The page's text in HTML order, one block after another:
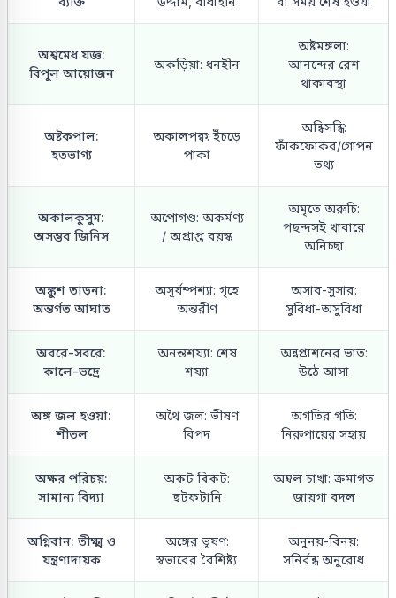
অশ্বমেধ যজ্ঞ:
বিপুল আয়োজন
অকড়িয়া: ধনহীন
অষ্টমঙ্গলা:
আনন্দের রেশ
থাকাবস্থা
অষ্টকপাল:
হতভাগ্য
অকালপক্ব: ইঁচড়ে
পাকা
অন্ধিসন্ধি:
ফাঁকফোকর/গোপন
তথ্য
অকালকুসুম:
অসম্ভব জিনিস
অপোগণ্ড: অকর্মণ্য
/ অপ্রাপ্ত বয়স্ক
অমৃতে অরুচি:
পছন্দসই খাবারে
অনিচ্ছা
অঙ্কুশ তাড়না:
অন্তর্গত আঘাত
অসূর্যম্পশ্যা: গৃহে
অন্তরীণ
অসার-সুসার:
সুবিধা-অসুবিধা
অবরে-সবরে:
কালে-ভদ্রে
অনন্তশয্যা: শেষ
শয্যা
অন্নপ্রাশনের ভাত:
উঠে আসা
অঙ্গ জল হওয়া:
শীতল
অথৈ জল: ভীষণ
বিপদ
অগতির গতি:
নিরুপায়ের সহায়
অক্ষর পরিচয়:
সামান্য বিদ্যা
অকট বিকট:
ছটফটানি
অম্বল চাখা: ক্রমাগত
জায়গা বদল
অগ্নিবান: তীক্ষ্ম ও
যন্ত্রণাদায়ক
অঙ্গের ভূষণ:
স্বভাবের বৈশিষ্ট্য
অনুনয়-বিনয়:
সনির্বন্ধ অনুরোধ